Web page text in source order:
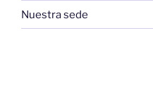
Nuestra sede